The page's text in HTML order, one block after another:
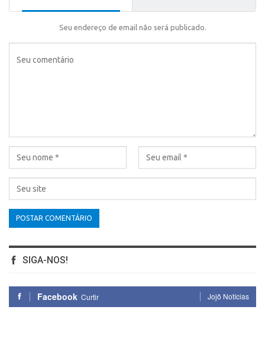
Seu endereço de email não será publicado.
SIGA-NOS!
Facebook Curtir Jojô Notícias